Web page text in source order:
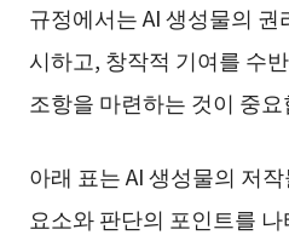
규정에서는 AI 생성물의
시하고, 창작적 기여를 수
조항을 마련하는 것이 중
아래 표는 AI 생성물의 저
요소와 판단의 포인트를